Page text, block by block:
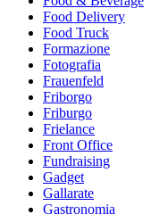
Food Delivery
Food Truck
Formazione
Fotografia
Frauenfeld
Friborgo
Friburgo
Frielance
Front Office
Fundraising
Gadget
Gallarate
Gastronomia